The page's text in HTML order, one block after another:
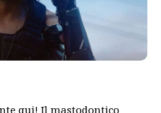
qui! Il mastodontico